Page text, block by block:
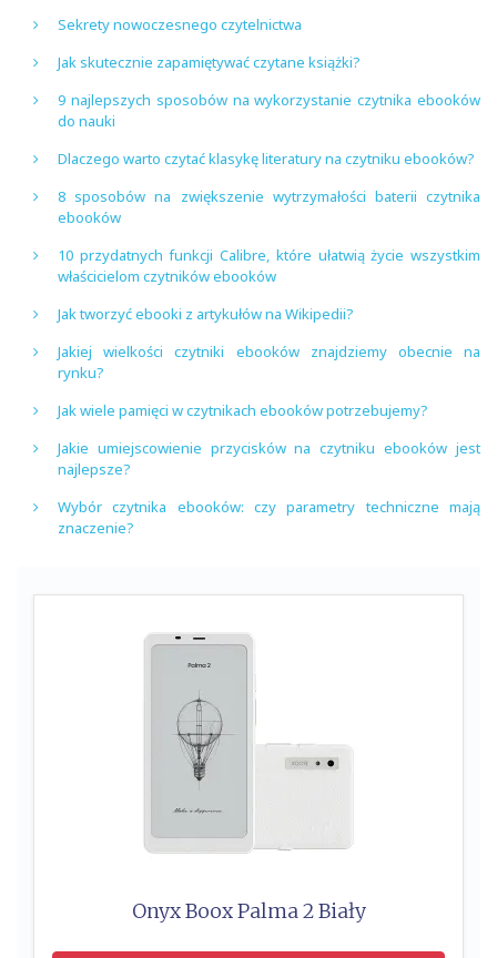
Sekrety nowoczesnego czytelnictwa
Jak skutecznie zapamiętywać czytane książki?
9 najlepszych sposobów na wykorzystanie czytnika ebooków
do nauki
Dlaczego warto czytać klasykę literatury na czytniku ebooków?
8 sposobów na zwiększenie wytrzymałości baterii czytnika
ebooków
10 przydatnych funkcji Calibre, które ułatwią życie wszystkim
właścicielom czytników ebooków
Jak tworzyć ebooki z artykułów na Wikipedii?
Jakiej wielkości czytniki ebooków znajdziemy obecnie na
rynku?
Jak wiele pamięci w czytnikach ebooków potrzebujemy?
Jakie umiejscowienie przycisków na czytniku ebooków jest
najlepsze?
Wybór czytnika ebooków: czy parametry techniczne mają
znaczenie?
Onyx Boox Palma 2 Biały